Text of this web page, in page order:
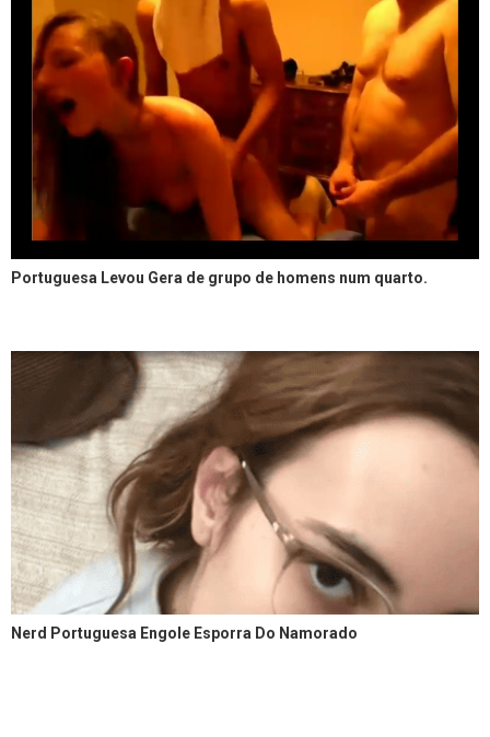
Portuguesa Levou Gera de grupo de homens num quarto.
Nerd Portuguesa Engole Esporra Do Namorado